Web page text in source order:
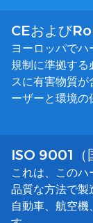
CEおよび
ヨーロッパで
規制に準拠す
スに有害物質
ーザーと環境の
ISO 9001（
これは、この
品質な方法で製
自動車、航空